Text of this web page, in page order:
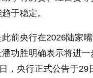
于稳定。
前央行在2026陆家
功胜明确表示将进
，央行正式公告于29